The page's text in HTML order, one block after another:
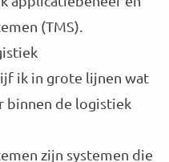
(TMS).
ik in grote lijnen wat
binnen de logistiek
zijn systemen die